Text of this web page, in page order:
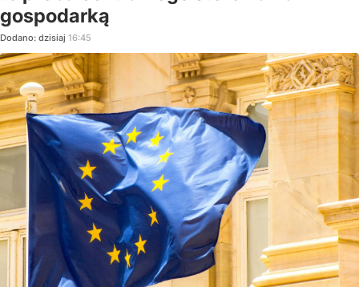
gospodarką
Dodano: dzisiaj 16:45